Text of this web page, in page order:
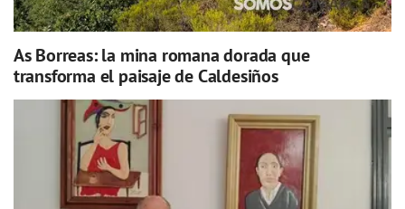
As Borreas: la mina romana dorada que
transforma el paisaje de Caldesiños